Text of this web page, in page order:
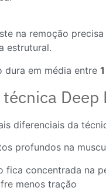
na remoção
estrutural.
dura em média entre
técnica
diferenciais da
profundos na
concentrada na
menos tração